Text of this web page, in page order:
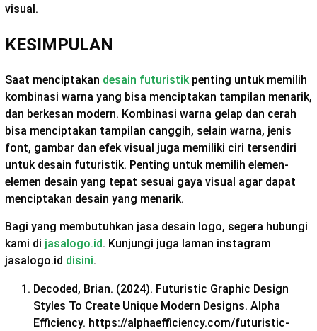
visual.
KESIMPULAN
Saat menciptakan desain futuristik penting untuk memilih
kombinasi warna yang bisa menciptakan tampilan menarik,
dan berkesan modern. Kombinasi warna gelap dan cerah
bisa menciptakan tampilan canggih, selain warna, jenis
font, gambar dan efek visual juga memiliki ciri tersendiri
untuk desain futuristik. Penting untuk memilih elemen-
elemen desain yang tepat sesuai gaya visual agar dapat
menciptakan desain yang menarik.
Bagi yang membutuhkan jasa desain logo, segera hubungi
kami di jasalogo.id. Kunjungi juga laman instagram
jasalogo.id disini.
Decoded, Brian. (2024). Futuristic Graphic Design
Styles To Create Unique Modern Designs. Alpha
Efficiency. https://alphaefficiency.com/futuristic-